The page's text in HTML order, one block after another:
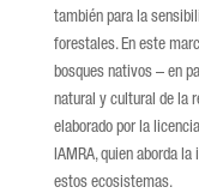
también para la
forestales. En este
bosques nativos – en
natural y cultural de la
elaborado por la
IAMRA, quien aborda
estos ecosistemas.